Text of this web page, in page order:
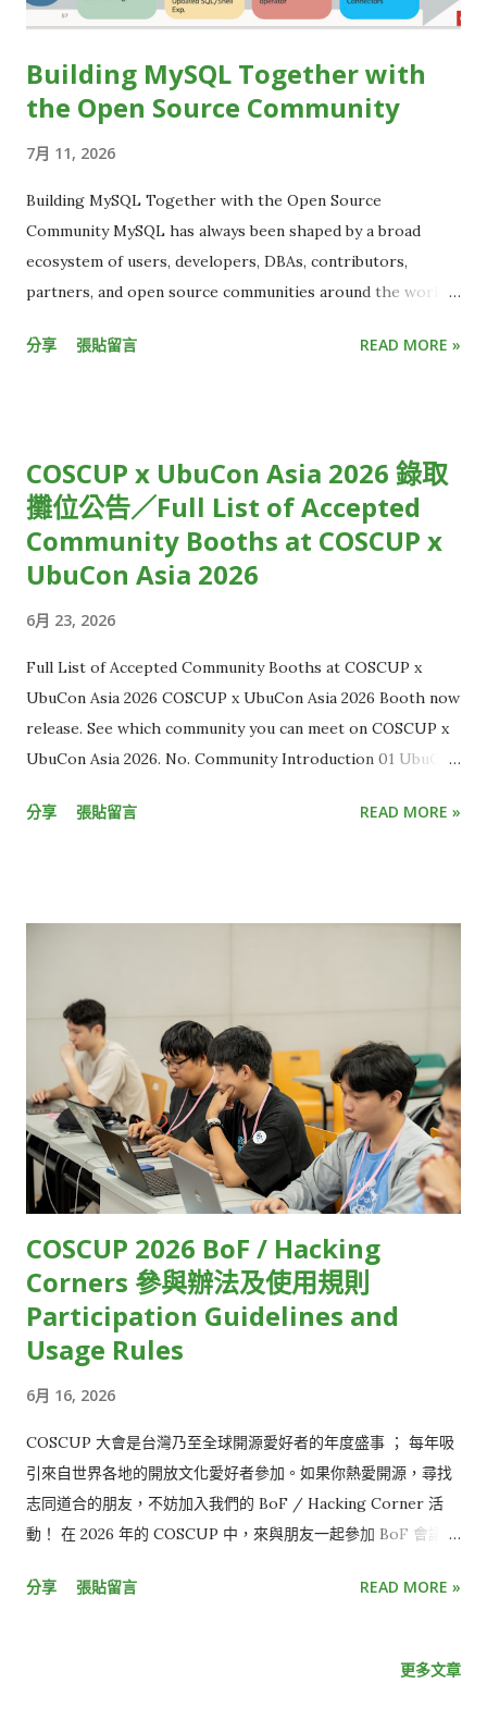
的獎項，串聯本土智慧與全球生態，攜手開創台灣的科技新紀
成效的企業或機構。 【AI服務創新獎】表彰以AI技術開發出具創
新性產品或服務、並在市場上取得實質商業成果的組織。 【最佳
【社會影響力獎】表彰運用科技解決真實社會問題、並產生深廣
影響的產品或專案。 【開源貢獻獎】表彰對開源社群有實質且持
續貢獻的個人。 📎 完整報名資格與規範： 2026 IT Matters
Awards 報名簡章 📅 公開暨推薦徵件時間： 2026/06/02 -
2026/08/14 上午 11 點 59 分 📄報名方式：請至「 報名系統 」
🔔特別提醒：本獎項無需報名費與審查費，亦無需獲獎後贊助或
Building MySQL Together with
the Open Source Community
7月 11, 2026
Building MySQL Together with the Open Source
Community MySQL has always been shaped by a broad
ecosystem of users, developers, DBAs, contributors,
partners, and open source communities around the world.
entering a new phase: one focused on innovation, while
action. That is why Oracle and the MySQL Community are
working on new ways to make it easier for developers,
users, and contributors to share ideas, discuss technical
proposals, follow the roadmap, and help shape the future
Engagement MySQL’s 30-year milestone has become more
than a celebration. It has also been an opportunity to
define a renewed approach to community collaboration,
innovation, and participation. As described in the February
New Era of MySQL Commu...
分享 張貼留言 READ MORE »
COSCUP x UbuCon Asia 2026 錄取
攤位公告／Full List of Accepted
Community Booths at COSCUP x
UbuCon Asia 2026
6月 23, 2026
Full List of Accepted Community Booths at COSCUP x
UbuCon Asia 2026 COSCUP x UbuCon Asia 2026 Booth now
release. See which community you can meet on COSCUP x
UbuCon Asia 2026. No. Community Introduction 01 UbuCon
HackMD 03 Cloud Native Taiwan User Group x WasmEdge
HackMD 12 OpenEverest HackMD 13 WordPress Taiwan
Community HackMD 14 OSPN (Open Source People
Network) Japan HackMD 15 GolangTW HackMD 16
opencocon distribution HackMD 17 Open Culture
Foundation HackMD 18 GDG TW (Google Developers
Groups Taiwan) HackMD 19 FediDev KR & FediLUG (Japan)
HackMD 20 Blockchain and Distributed Ledger HackMD 21
Open-EP (E-Paper) Community HackMD 22 FOSS for All
HackMD 23 ...
分享 張貼留言 READ MORE »
COSCUP 2026 BoF / Hacking
Corners 參與辦法及使用規則
Participation Guidelines and
Usage Rules
6月 16, 2026
COSCUP 大會是台灣乃至全球開源愛好者的年度盛事 ； 每年吸
引來自世界各地的開放文化愛好者參加。如果你熱愛開源，尋找
志同道合的朋友，不妨加入我們的 BoF / Hacking Corner 活
動！ 在 2026 年的 COSCUP 中，來與朋友一起參加 BoF 會議或
Hacking corners of COSCUP 2026! BoF (Birds of Feather
分享 張貼留言 READ MORE »
更多文章